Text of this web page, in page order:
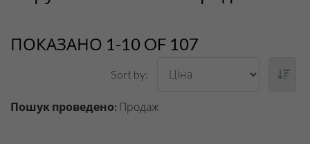
ПОКАЗАНО 1-10 OF 107
Sort by:
Пошук проведено: Продаж